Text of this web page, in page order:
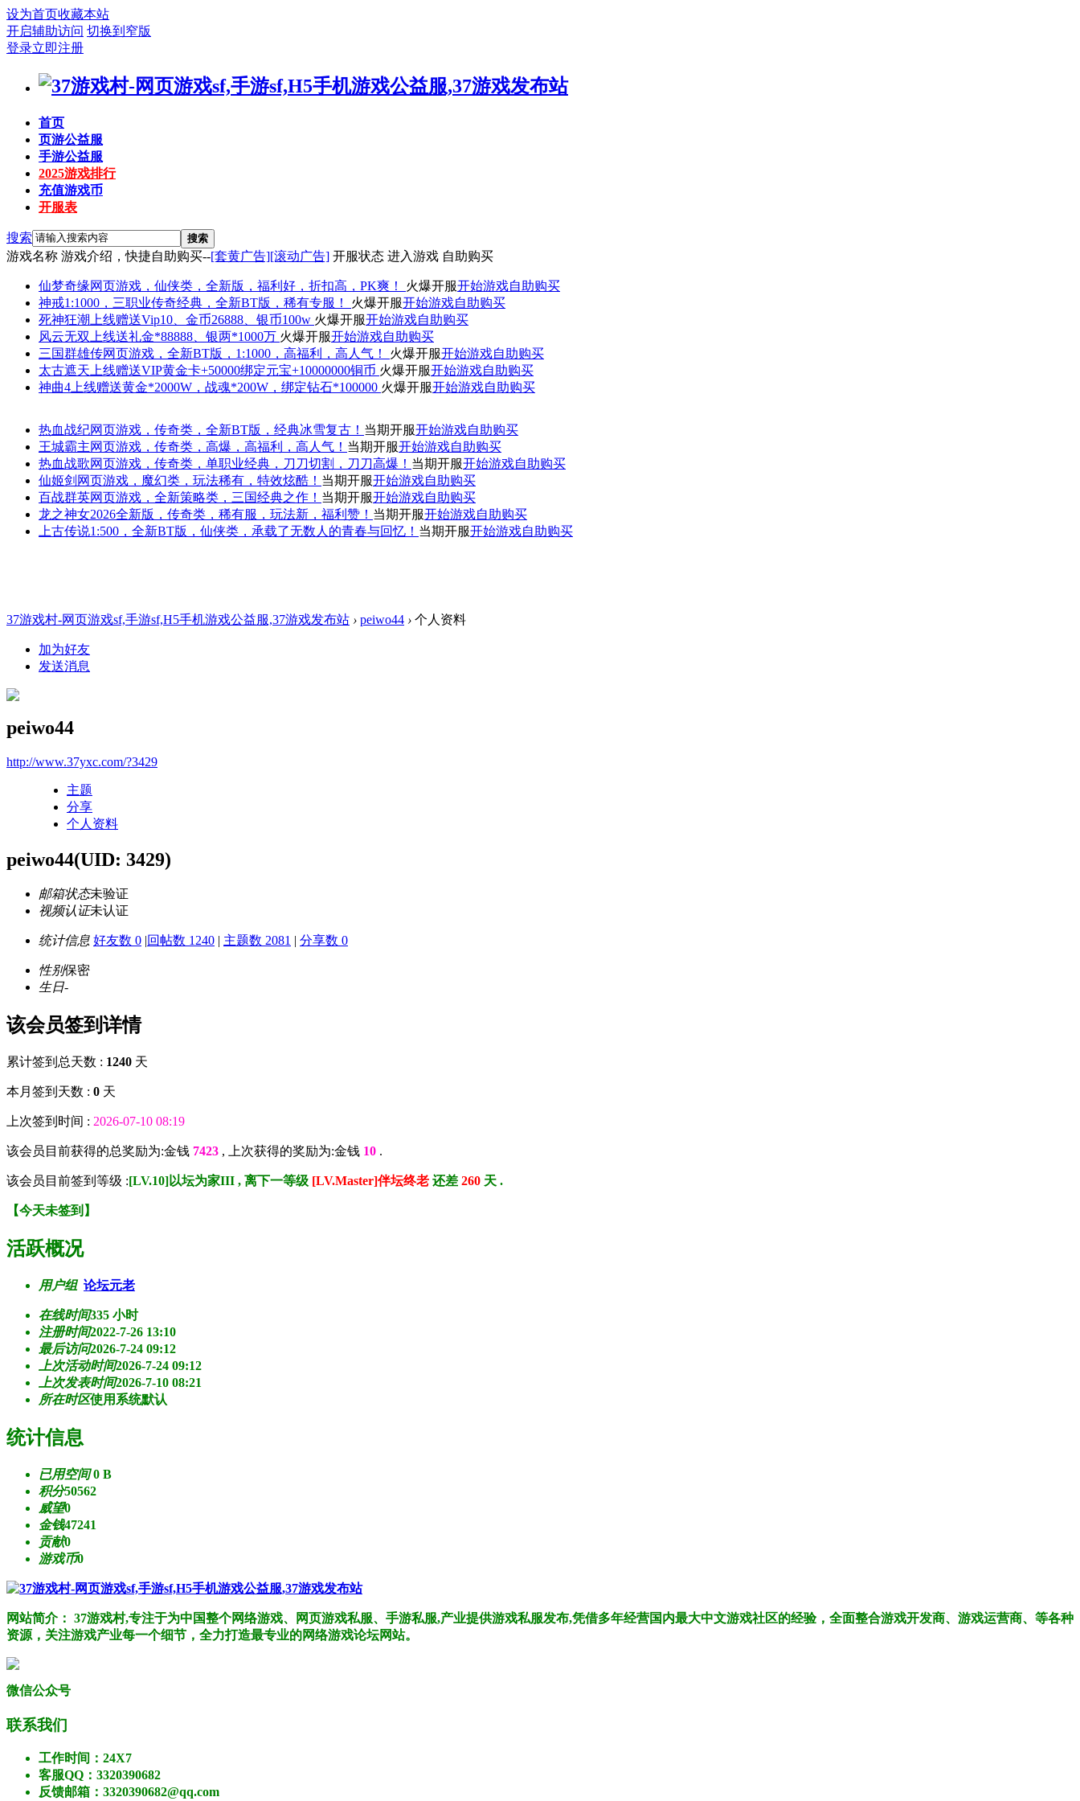
设为首页收藏本站
开启辅助访问 切换到窄版
登录立即注册
首页
页游公益服
手游公益服
2025游戏排行
充值游戏币
开服表
搜索 搜索
游戏名称 游戏介绍，快捷自助购买--[套黄广告][滚动广告] 开服状态 进入游戏 自助购买
仙梦奇缘网页游戏，仙侠类，全新版，福利好，折扣高，PK爽！ 火爆开服开始游戏自助购买
神戒1:1000，三职业传奇经典，全新BT版，稀有专服！ 火爆开服开始游戏自助购买
死神狂潮 上线赠送Vip10、金币26888、银币100w 火爆开服开始游戏自助购买
风云无双 上线送礼金*88888、银两*1000万 火爆开服开始游戏自助购买
三国群雄传网页游戏，全新BT版，1:1000，高福利，高人气！ 火爆开服开始游戏自助购买
太古遮天 上线赠送VIP黄金卡+50000绑定元宝+10000000铜币 火爆开服开始游戏自助购买
神曲4 上线赠送黄金*2000W，战魂*200W，绑定钻石*100000 火爆开服开始游戏自助购买
热血战纪网页游戏，传奇类，全新BT版，经典冰雪复古！ 当期开服开始游戏自助购买
王城霸主网页游戏，传奇类，高爆，高福利，高人气！ 当期开服开始游戏自助购买
热血战歌网页游戏，传奇类，单职业经典，刀刀切割，刀刀高爆！ 当期开服开始游戏自助购买
仙姬剑 网页游戏，魔幻类，玩法稀有，特效炫酷！ 当期开服开始游戏自助购买
百战群英网页游戏，全新策略类，三国经典之作！ 当期开服开始游戏自助购买
龙之神女2026全新版，传奇类，稀有服，玩法新，福利赞！ 当期开服开始游戏自助购买
上古传说1:500，全新BT版，仙侠类，承载了无数人的青春与回忆！ 当期开服开始游戏自助购买
37游戏村-网页游戏sf,手游sf,H5手机游戏公益服,37游戏发布站 › peiwo44 › 个人资料
加为好友
发送消息
peiwo44
http://www.37yxc.com/?3429
主题
分享
个人资料
peiwo44(UID: 3429)
邮箱状态未验证
视频认证未认证
统计信息 好友数 0 |回帖数 1240 | 主题数 2081 | 分享数 0
性别保密
生日-
该会员签到详情
累计签到总天数 : 1240 天
本月签到天数 : 0 天
上次签到时间 : 2026-07-10 08:19
该会员目前获得的总奖励为:金钱 7423 , 上次获得的奖励为:金钱 10 .
该会员目前签到等级 :[LV.10]以坛为家III , 离下一等级 [LV.Master]伴坛终老 还差 260 天 .
【今天未签到 】
活跃概况
用户组 论坛元老
在线时间335 小时
注册时间2022-7-26 13:10
最后访问2026-7-24 09:12
上次活动时间2026-7-24 09:12
上次发表时间2026-7-10 08:21
所在时区使用系统默认
统计信息
已用空间0 B
积分50562
威望0
金钱47241
贡献0
游戏币0
网站简介： 37游戏村,专注于为中国整个网络游戏、网页游戏私服、手游私服,产业提供游戏私服发布,凭借多年经营国内最大中文游戏社区的经验，全面整合游戏开发商、游戏运营商、等各种
资源，关注游戏产业每一个细节，全力打造最专业的网络游戏论坛网站。
微信公众号
联系我们
工作时间：24X7
客服QQ：3320390682
反馈邮箱：3320390682@qq.com